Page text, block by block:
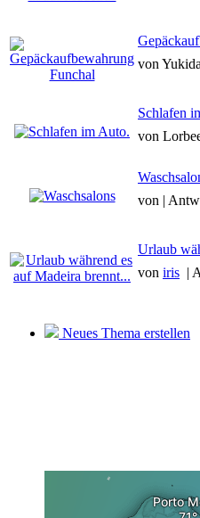
von
Schlafen
von
von |
Urlaub
von iris |
Neues Thema erstellen